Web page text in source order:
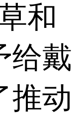
和
给戴
推动